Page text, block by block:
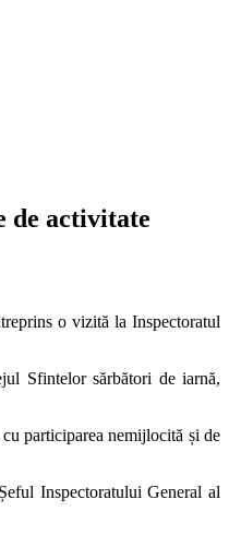
de activitate
o vizită la Inspectoratul
Sfintelor sărbători de iarnă,
participarea nemijlocită și de
Inspectoratului General al